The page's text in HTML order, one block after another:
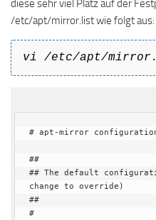
diese sehr viel Platz auf der
/etc/apt/mirror.list wie folgt aus:
vi /etc/apt/
# apt-mirror
##
## The default
change to override)
##
#